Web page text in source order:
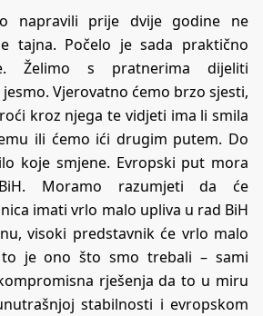
napravili prije dvije godine ne
tajna. Počelo je sada praktično
Želimo s pratnerima dijeliti
Vjerovatno ćemo brzo sjesti,
kroz njega te vidjeti ima li smila
ili ćemo ići drugim putem. Do
koje smjene. Evropski put mora
Moramo razumjeti da će
imati vrlo malo upliva u rad BiH
visoki predstavnik će vrlo malo
je ono što smo trebali – sami
rješenja da to u miru
stabilnosti i evropskom